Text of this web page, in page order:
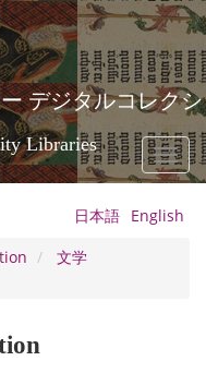
デジタルコレクシ
Libraries
Toggle
日本語 English
文学